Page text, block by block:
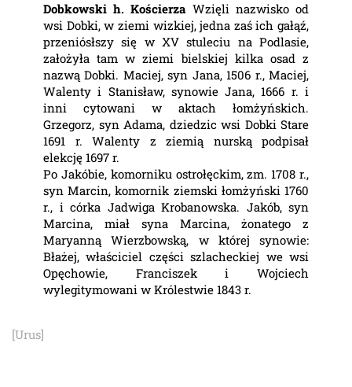
Dobkowski h. KościerzaWzięli nazwisko od
wsi Dobki, w ziemi wizkiej, jedna zaś ich gałąź,
przeniósłszy się w XV stuleciu na Podlasie,
założyła tam w ziemi bielskiej kilka osad z
nazwą Dobki. Maciej, syn Jana, 1506 r., Maciej,
Walenty i Stanisław, synowie Jana, 1666 r. i
inni cytowani w aktach łomżyńskich.
Grzegorz, syn Adama, dziedzic wsi Dobki Stare
1691 r. Walenty z ziemią nurską podpisał
elekcję 1697 r.
Po Jakóbie, komorniku ostrołęckim, zm. 1708 r.,
syn Marcin, komornik ziemski łomżyński 1760
r., i córka Jadwiga Krobanowska. Jakób, syn
Marcina, miał syna Marcina, żonatego z
Maryanną Wierzbowską, w której synowie:
Błażej, właściciel części szlacheckiej we wsi
Opęchowie, Franciszek i Wojciech
wylegitymowani w Królestwie 1843 r.
[Urus]